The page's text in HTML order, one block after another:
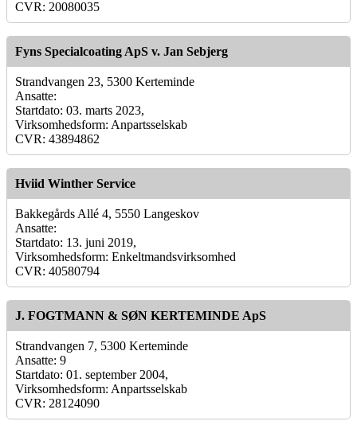
CVR: 20080035
Fyns Specialcoating ApS v. Jan Sebjerg
Strandvangen 23, 5300 Kerteminde
Ansatte:
Startdato: 03. marts 2023,
Virksomhedsform: Anpartsselskab
CVR: 43894862
Hviid Winther Service
Bakkegårds Allé 4, 5550 Langeskov
Ansatte:
Startdato: 13. juni 2019,
Virksomhedsform: Enkeltmandsvirksomhed
CVR: 40580794
J. FOGTMANN & SØN KERTEMINDE ApS
Strandvangen 7, 5300 Kerteminde
Ansatte: 9
Startdato: 01. september 2004,
Virksomhedsform: Anpartsselskab
CVR: 28124090